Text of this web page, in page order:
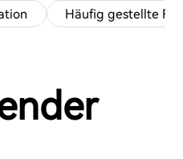
Häufig gestellte